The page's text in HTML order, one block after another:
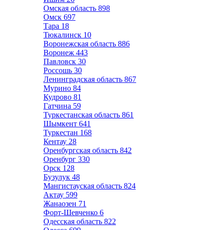
Омская область 898
Омск 697
Тара 18
Тюкалинск 10
Воронежская область 886
Воронеж 443
Павловск 30
Россошь 30
Ленинградская область 867
Мурино 84
Кудрово 81
Гатчина 59
Туркестанская область 861
Шымкент 641
Туркестан 168
Кентау 28
Оренбургская область 842
Оренбург 330
Орск 128
Бузулук 48
Мангистауская область 824
Актау 599
Жанаозен 71
Форт-Шевченко 6
Одесская область 822